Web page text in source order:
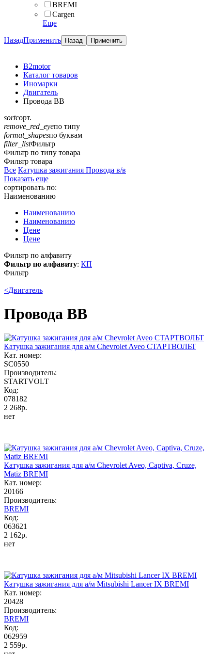
BREMI
Cargen
Еще
НазадПрименить
B2motor
Каталог товаров
Иномарки
Двигатель
Провода ВВ
sortсорт.
remove_red_eyeпо типу
format_shapesпо буквам
filter_listФильтр
Фильтр по типу товара
Фильтр товара
Все Катушка зажигания Провода в/в
Показать еще
сортировать по:
Наименованию
Наименованию
Наименованию
Цене
Цене
Фильтр по алфавиту
Фильтр по алфавиту: КП
Фильтр
<Двигатель
Провода ВВ
Катушка зажигания для а/м Chevrolet Aveo СТАРТВОЛЬТ
Кат. номер:
SC0550
Производитель:
STARTVOLT
Код:
078182
2 268р.
нет
Катушка зажигания для а/м Chevrolet Aveo, Captiva, Cruze,
Matiz BREMI
Кат. номер:
20166
Производитель:
BREMI
Код:
063621
2 162р.
нет
Катушка зажигания для а/м Mitsubishi Lancer IX BREMI
Кат. номер:
20428
Производитель:
BREMI
Код:
062959
2 559р.